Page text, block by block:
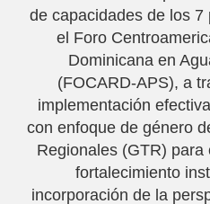
de capacidades de los
el Foro
Dominicana en
(FOCARD-APS), a
implementación
con enfoque de género
Regionales (GTR)
fortalecimiento
incorporación de la